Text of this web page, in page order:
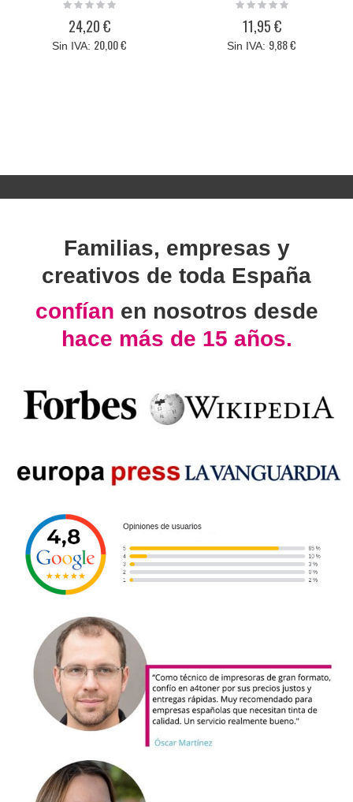
Rating:
24,20 €
20,00 €
Rating:
11,95 €
9,88 €
Familias, empresas y
creativos de toda España
confían en nosotros desde
hace más de 15 años.